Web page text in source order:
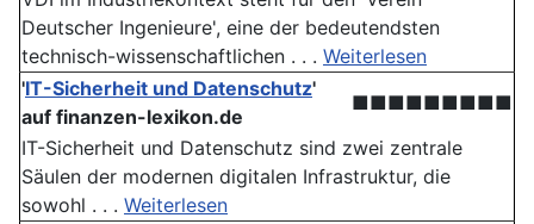
Deutscher Ingenieure', eine der bedeutendsten
technisch-wissenschaftlichen . . . Weiterlesen
'IT-Sicherheit und Datenschutz'
auf finanzen-lexikon.de
■■■■■■■■■
IT-Sicherheit und Datenschutz sind zwei zentrale
Säulen der modernen digitalen Infrastruktur, die
sowohl . . . Weiterlesen